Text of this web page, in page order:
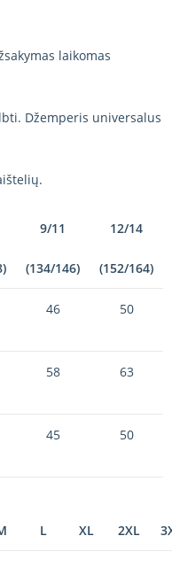
laikomas
Džemperis universalus
9/11
(134/146)
12/14
(152/164)
46 50
58 63
45 50
L XL 2XL